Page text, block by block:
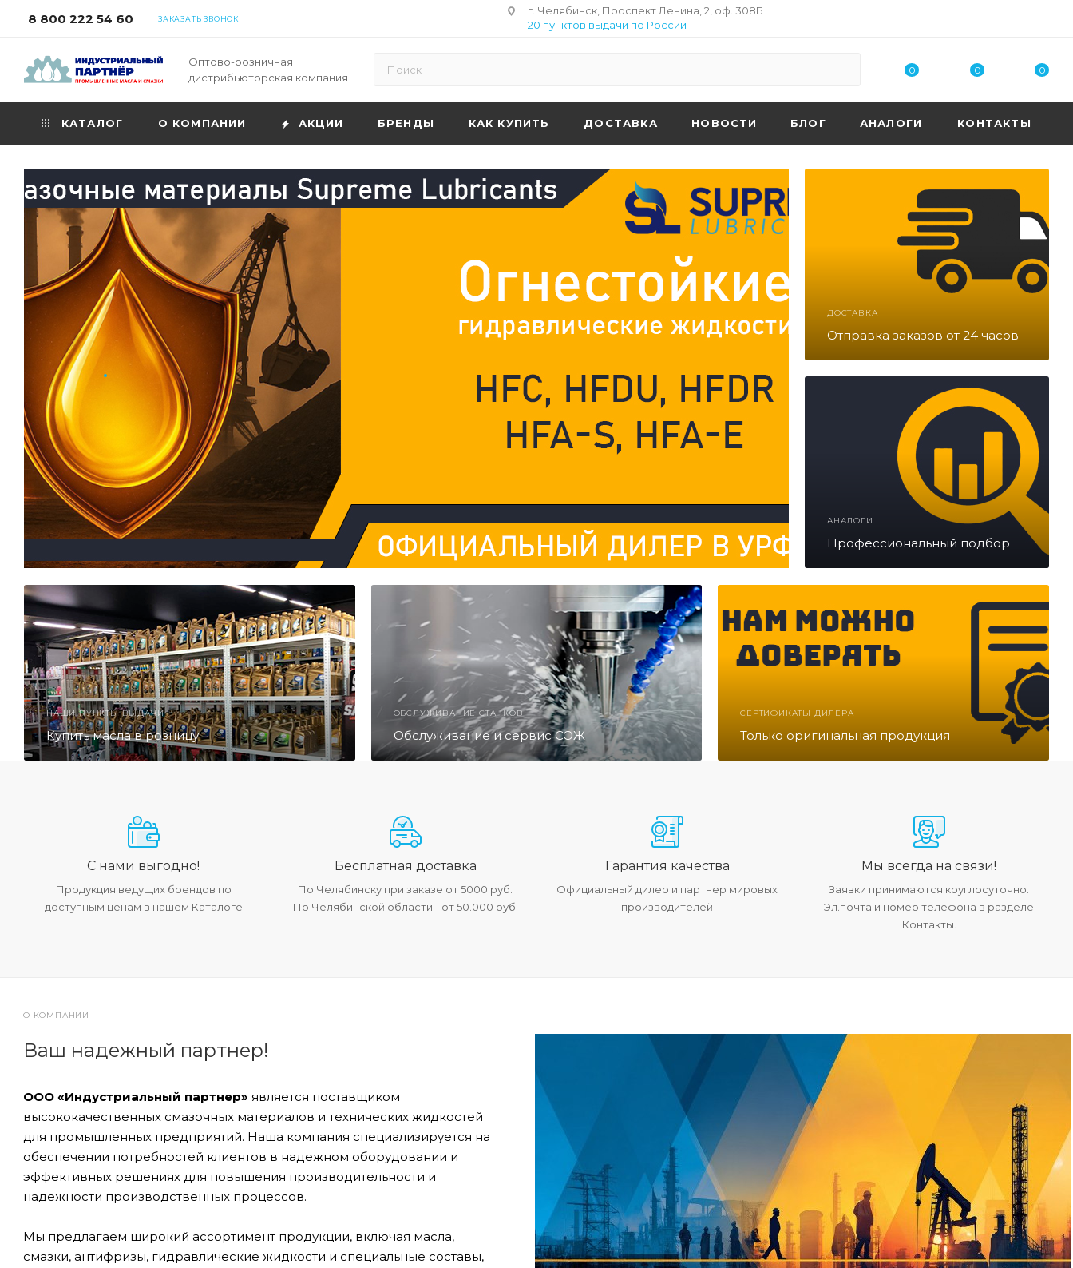
8 800 222 54 60 ЗАКАЗАТЬ ЗВОНОК
г. Челябинск, Проспект Ленина, 2, оф. 308Б
20 пунктов выдачи по России
Оптово-розничная
дистрибьюторская компания
0 0 0
КАТАЛОГ О КОМПАНИИ АКЦИИ БРЕНДЫ КАК КУПИТЬ ДОСТАВКА НОВОСТИ БЛОГ АНАЛОГИ КОНТАКТЫ
. .
ДОСТАВКА
Отправка заказов от 24 часов
АНАЛОГИ
Профессиональный подбор
НАШИ ПУНКТЫ ВЫДАЧИ
Купить масла в розницу
ОБСЛУЖИВАНИЕ СТАНКОВ
Обслуживание и сервис СОЖ
СЕРТИФИКАТЫ ДИЛЕРА
Только оригинальная продукция
С нами выгодно!
Продукция ведущих брендов по
доступным ценам в нашем Каталоге
Бесплатная доставка
По Челябинску при заказе от 5000 руб.
По Челябинской области - от 50.000 руб.
Гарантия качества
Официальный дилер и партнер мировых
производителей
Мы всегда на связи!
Заявки принимаются круглосуточно.
Эл.почта и номер телефона в разделе
Контакты.
О КОМПАНИИ
Ваш надежный партнер!
ООО «Индустриальный партнер» является поставщиком
высококачественных смазочных материалов и технических жидкостей
для промышленных предприятий. Наша компания специализируется на
обеспечении потребностей клиентов в надежном оборудовании и
эффективных решениях для повышения производительности и
надежности производственных процессов.
Мы предлагаем широкий ассортимент продукции, включая масла,
смазки, антифризы, гидравлические жидкости и специальные составы,